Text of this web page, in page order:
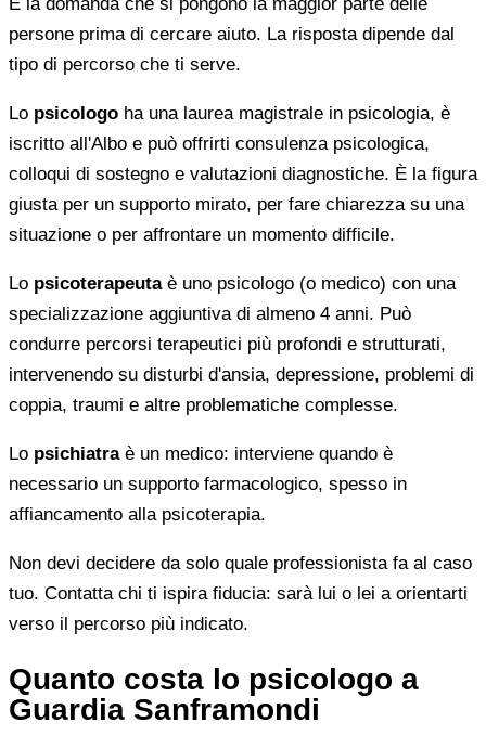
persone prima di cercare aiuto. La risposta dipende dal
tipo di percorso che ti serve.
Lo psicologo ha una laurea magistrale in psicologia, è
iscritto all'Albo e può offrirti consulenza psicologica,
colloqui di sostegno e valutazioni diagnostiche. È la figura
giusta per un supporto mirato, per fare chiarezza su una
situazione o per affrontare un momento difficile.
Lo psicoterapeutaè uno psicologo (o medico) con una
specializzazione aggiuntiva di almeno 4 anni. Può
condurre percorsi terapeutici più profondi e strutturati,
intervenendo su disturbi d'ansia, depressione, problemi di
coppia, traumi e altre problematiche complesse.
Lo psichiatraè un medico: interviene quando è
necessario un supporto farmacologico, spesso in
affiancamento alla psicoterapia.
Non devi decidere da solo quale professionista fa al caso
tuo. Contatta chi ti ispira fiducia: sarà lui o lei a orientarti
verso il percorso più indicato.
Quanto costa lo psicologo a
Guardia Sanframondi